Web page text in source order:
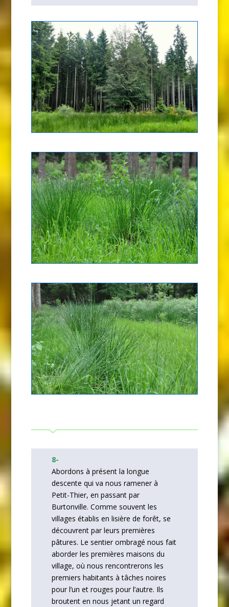
8-
Abordons à présent la longue
descente qui va nous ramener à
Petit-Thier, en passant par
Burtonville. Comme souvent les
villages établis en lisière de forêt, se
découvrent par leurs premières
pâtures. Le sentier ombragé nous fait
aborder les premières maisons du
village, où nous rencontrerons les
premiers habitants à tâches noires
pour l’un et rouges pour l’autre. Ils
broutent en nous jetant un regard